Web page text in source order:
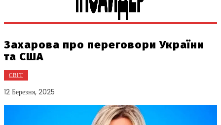
Захарова про переговори України
та США
СВІТ
12 Березня, 2025